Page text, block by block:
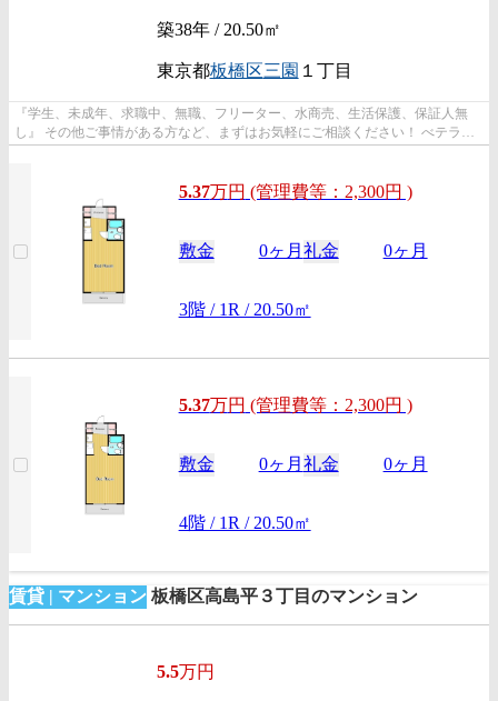
築38年 / 20.50㎡
東京都板橋区三園 １丁目
『学生、未成年、求職中、無職、フリーター、水商売、生活保護、保証人無
し』 その他ご事情がある方など、まずはお気軽にご相談ください！ べテラン
5.37万円 (管理費等：2,300円 )
敷金 0ヶ月 礼金 0ヶ月
3階 / 1R / 20.50㎡
5.37万円 (管理費等：2,300円 )
敷金 0ヶ月 礼金 0ヶ月
4階 / 1R / 20.50㎡
賃貸 | マンション 板橋区高島平３丁目のマンション
5.5万円